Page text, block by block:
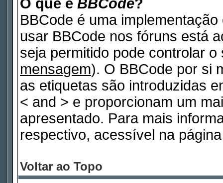
O que é BBCode?
BBCode é uma
usar BBCode nos fóruns está
seja permitido pode controlar
mensagem). O BBCode por si
as etiquetas são introduzidas
< and > e proporcionam um
apresentado. Para mais
respectivo, acessível na
Voltar ao Topo